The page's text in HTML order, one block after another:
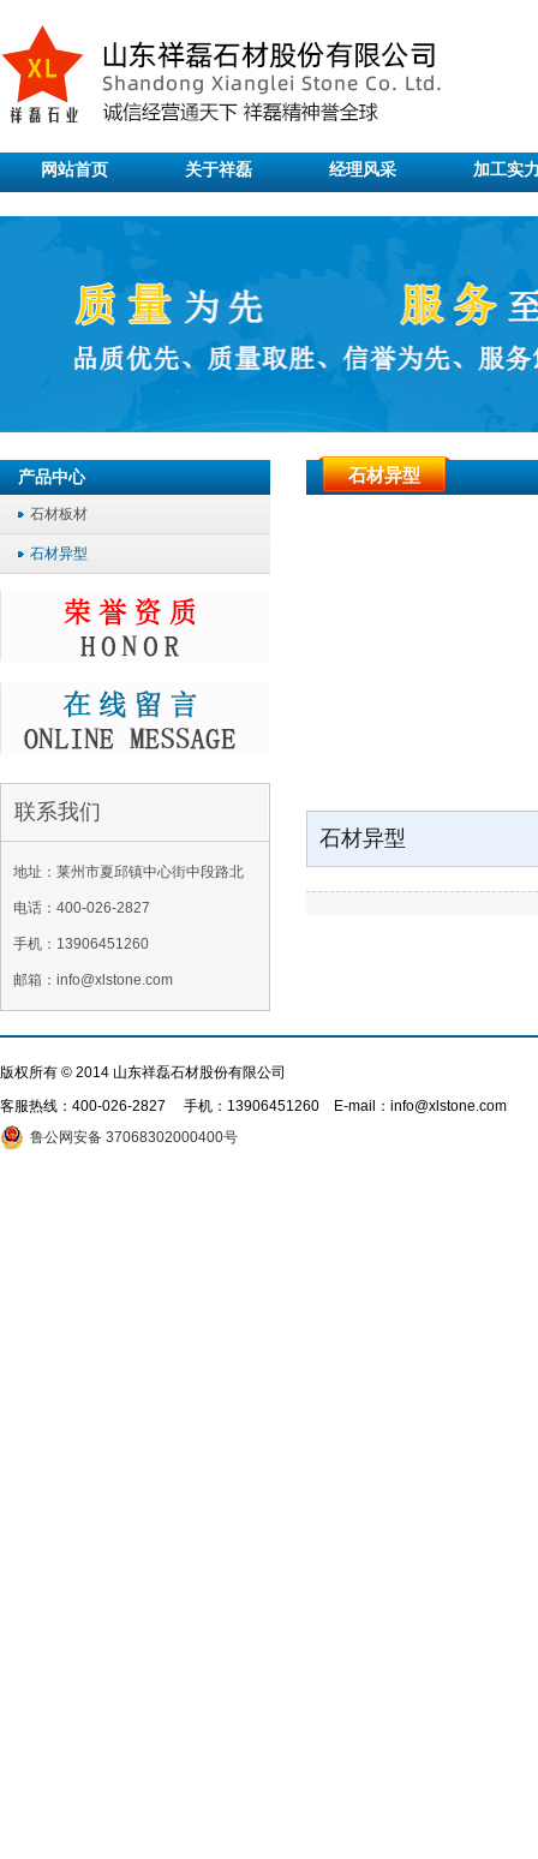
网站首页 关于祥磊 经理风采 加工实
产品中心
石材板材
石材异型
联系我们
地址：莱州市夏邱镇中心街中段路北
电话：400-026-2827
手机：13906451260
邮箱：info@xlstone.com
石材异型
石材异型
版权所有 © 2014 山东祥磊石材股份有限公司
客服热线： 400-026-2827 手机：13906451260 E-mail：info@xlstone.com
鲁公网安备 37068302000400号